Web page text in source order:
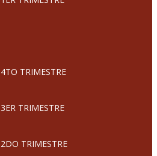
4TO TRIMESTRE
3ER TRIMESTRE
2DO TRIMESTRE